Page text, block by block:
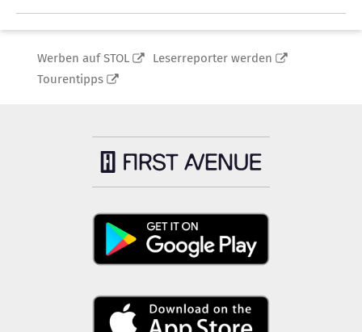
Werben auf STOL
Leserreporter werden
Tourentipps